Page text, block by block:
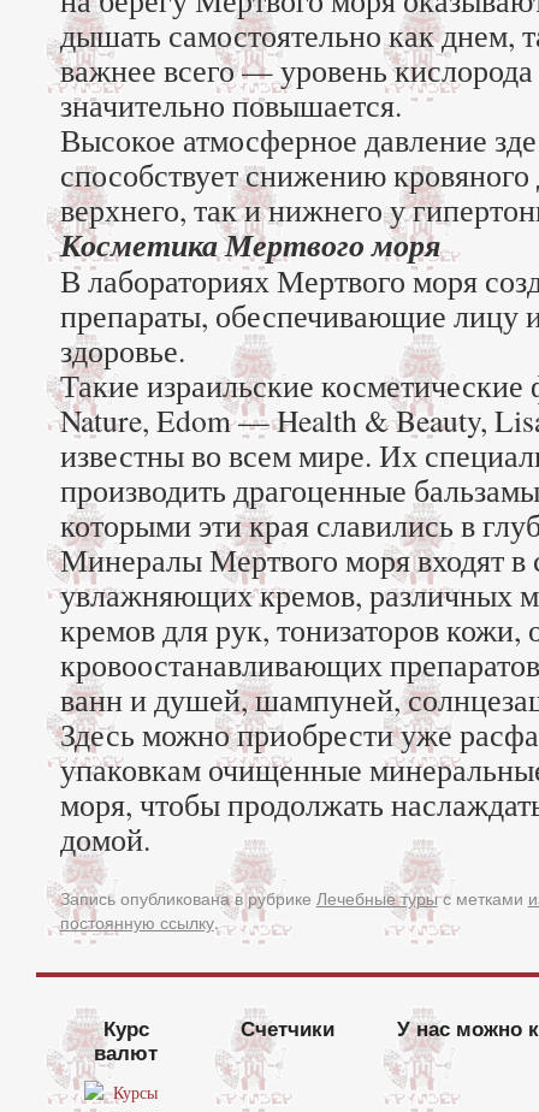
дышать самостоятельно как днем,
важнее всего — уровень
значительно повышается.
Высокое атмосферное давление
способствует снижению кровяного
верхнего, так и нижнего у
Косметика Мертвого моря
В лабораториях Мертвого моря
препараты, обеспечивающие лицу
здоровье.
Такие израильские
Nature, Edom — Health & Beauty,
известны во всем мире. Их
производить драгоценные
которыми эти края славились в
Минералы Мертвого моря входят
увлажняющих кремов, различных
кремов для рук, тонизаторов
кровоостанавливающих
ванн и душей, шампуней,
Здесь можно приобрести уже
упаковкам очищенные
моря, чтобы продолжать
домой.
Запись опубликована в рубрике Лечебные турыс метками
постоянную ссылку.
Курс
валют
Счетчики У нас можно